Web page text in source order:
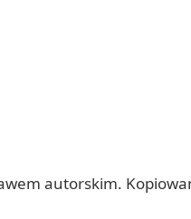
autorskim.